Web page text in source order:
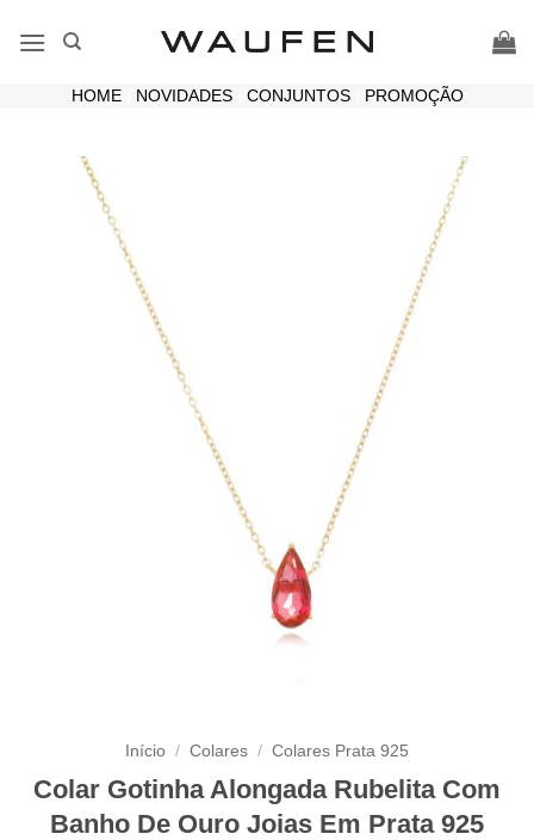
HOME| NOVIDADES| CONJUNTOS| PROMOÇÃO
Início / Colares / Colares Prata 925
Colar Gotinha Alongada Rubelita Com
Banho De Ouro Joias Em Prata 925